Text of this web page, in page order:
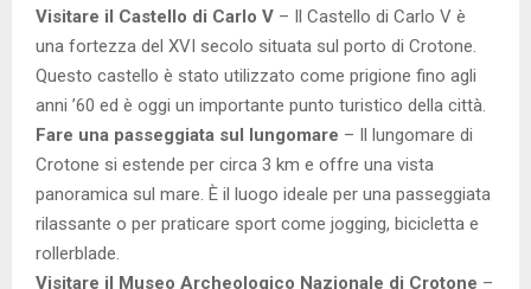
Visitare il Castello di Carlo V – Il Castello di Carlo V è
una fortezza del XVI secolo situata sul porto di Crotone.
Questo castello è stato utilizzato come prigione fino agli
anni ’60 ed è oggi un importante punto turistico della città.
Fare una passeggiata sul lungomare – Il lungomare di
Crotone si estende per circa 3 km e offre una vista
panoramica sul mare. È il luogo ideale per una passeggiata
rilassante o per praticare sport come jogging, bicicletta e
rollerblade.
Visitare il Museo Archeologico Nazionale di Crotone –